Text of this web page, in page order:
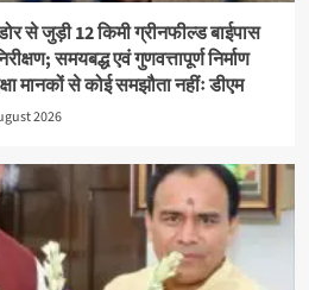
से जुड़ी 12 किमी ग्रीनफील्ड बाईपास
समयबद्ध एवं गुणवत्तापूर्ण निर्माण
मानकों से कोई समझौता नहींः डीएम
2026